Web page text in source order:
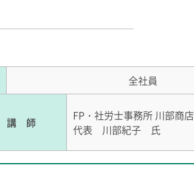
全社員
講 師
FP・社労士事務所 川部商店
代表 川部紀子 氏